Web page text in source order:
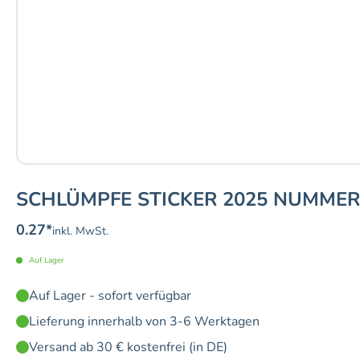
SCHLÜMPFE STICKER 2025
0.27*inkl. MwSt.
Auf Lager
Auf Lager - sofort verfügbar
Lieferung innerhalb von 3-6 Werktagen
Versand ab 30 € kostenfrei (in DE)